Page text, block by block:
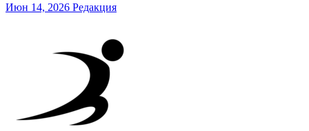
Июн 14, 2026 Редакция